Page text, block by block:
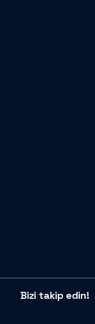
Bizi takip edin!